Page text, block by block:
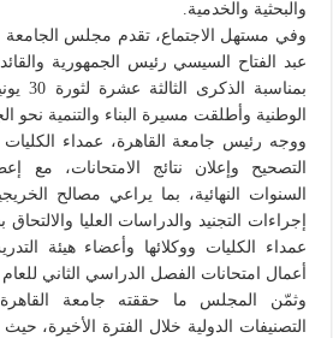
والبحثية والخدمية.
وفي مستهل الاجتماع، تقدم مجلس الجامعة
عبد الفتاح السيسي رئيس الجمهورية
بمناسبة
الوطنية وأطلقت مسيرة البناء والتنمية نحو
ووجه رئيس جامعة القاهرة، عمداء الكليات
التصحيح وإعلان نتائج الامتحانات، مع
السنوات النهائية، بما يراعي مصالح
إجراءات التجنيد والدراسات العليا
عمداء الكليات ووكلائها وأعضاء هيئة
أعمال امتحانات الفصل الدراسي الثاني للعام الجامعي
وثمّن المجلس ما حققته جامعة
التصنيفات الدولية خلال الفترة الأخيرة،